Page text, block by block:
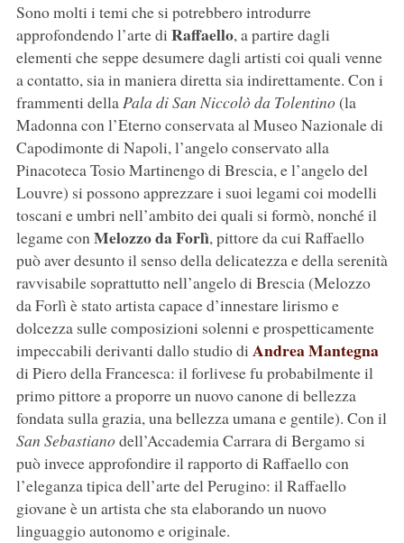
Sono molti i temi che si potrebbero introdurre
approfondendo l’arte di Raffaello, a partire dagli
elementi che seppe desumere dagli artisti coi quali venne
a contatto, sia in maniera diretta sia indirettamente. Con i
frammenti dellaPala di San Niccolò da Tolentino(la
Madonna con l’Eterno conservata al Museo Nazionale di
Capodimonte di Napoli, l’angelo conservato alla
Pinacoteca Tosio Martinengo di Brescia, e l’angelo del
Louvre) si possono apprezzare i suoi legami coi modelli
toscani e umbri nell’ambito dei quali si formò, nonché il
legame conMelozzo da Forlì, pittore da cui Raffaello
può aver desunto il senso della delicatezza e della serenità
ravvisabile soprattutto nell’angelo di Brescia (Melozzo
da Forlì è stato artista capace d’innestare lirismo e
dolcezza sulle composizioni solenni e prospetticamente
impeccabili derivanti dallo studio di Andrea Mantegna
di Piero della Francesca: il forlivese fu probabilmente il
primo pittore a proporre un nuovo canone di bellezza
fondata sulla grazia, una bellezza umana e gentile). Con il
San Sebastianodell’Accademia Carrara di Bergamo si
può invece approfondire il rapporto di Raffaello con
l’eleganza tipica dell’arte del Perugino: il Raffaello
giovane è un artista che sta elaborando un nuovo
linguaggio autonomo e originale.